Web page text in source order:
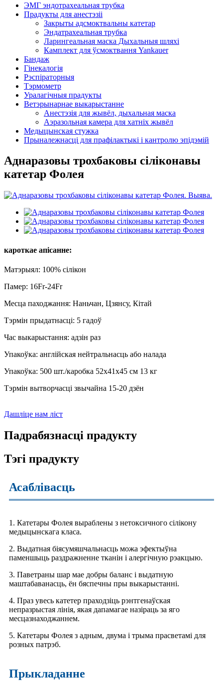
ЭМГ эндотрахеальная трубка
Прадукты для анестэзіі
Закрыты адсмоктвальны катетар
Эндатрахеальная трубка
Ларингеальная маска Дыхальныя шляхі
Камплект для ўсмоктвання Yankauer
Бандаж
Гінекалогія
Рэспіраторныя
Тэрмометр
Уралагічныя прадукты
Ветэрынарнае выкарыстанне
Анестэзія для жывёл, дыхальная маска
Аэразольная камера для хатніх жывёл
Медыцынская стужка
Прыналежнасці для прафілактыкі і кантролю эпідэмій
Аднаразовы трохбаковы сіліконавы
катетар Фолея
кароткае апісанне:
Матэрыял: 100% сілікон
Памер: 16Fr-24Fr
Месца паходжання: Наньчан, Цзянсу, Кітай
Тэрмін прыдатнасці: 5 гадоў
Час выкарыстання: адзін раз
Упакоўка: англійская нейтральнасць або налада
Упакоўка: 500 шт./каробка 52x41x45 см 13 кг
Тэрмін вытворчасці звычайна 15-20 дзён
Дашліце нам ліст
Падрабязнасці прадукту
Тэгі прадукту
Асаблівасць
1. Катетары Фолея выраблены з нетоксичного сілікону
медыцынскага класа.
2. Выдатная біясумяшчальнасць можа эфектыўна
паменшыць раздражненне тканін і алергічную рэакцыю.
3. Паветраны шар мае добры баланс і выдатную
маштабаванасць, ён бяспечны пры выкарыстанні.
4. Праз увесь катетер праходзіць рэнтгенаўская
непразрыстая лінія, якая дапамагае назіраць за яго
месцазнаходжаннем.
5. Катетары Фолея з адным, двума і трыма прасветамі для
розных патрэб.
Прыкладанне